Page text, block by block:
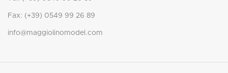
Fax: (+39) 0549 99 26 89
info@maggiolinomodel.com